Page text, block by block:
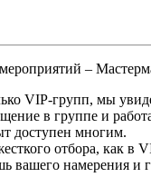
–
VIP-групп, мы
в группе и
доступен многим.
отбора, как в
вашего намерения и